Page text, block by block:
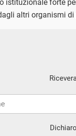
istituzionale forte
altri organismi di